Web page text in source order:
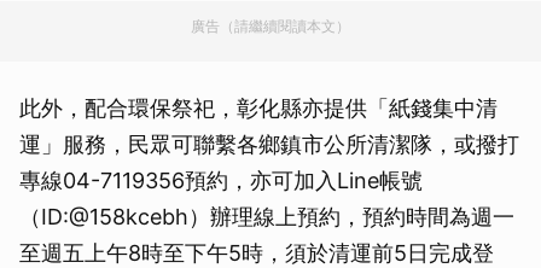
廣告（請繼續閱讀本文）
此外，配合環保祭祀，彰化縣亦提供「紙錢集中清
運」服務，民眾可聯繫各鄉鎮市公所清潔隊，或撥打
專線04-7119356預約，亦可加入Line帳號
（ID:@158kcebh）辦理線上預約，預約時間為週一
至週五上午8時至下午5時，須於清運前5日完成登